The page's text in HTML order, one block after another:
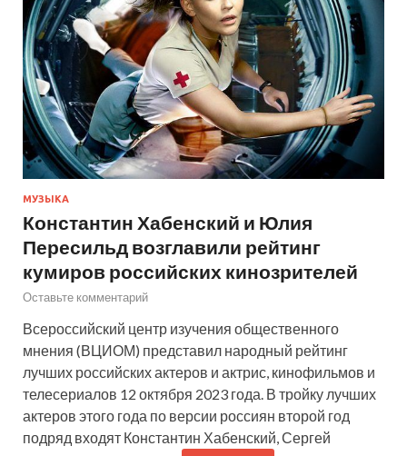
МУЗЫКА
Константин Хабенский и Юлия
Пересильд возглавили рейтинг
кумиров российских кинозрителей
Оставьте комментарий
Всероссийский центр изучения общественного
мнения (ВЦИОМ) представил народный рейтинг
лучших российских актеров и актрис, кинофильмов и
телесериалов 12 октября 2023 года. В тройку лучших
актеров этого года по версии россиян второй год
подряд входят Константин Хабенский, Сергей